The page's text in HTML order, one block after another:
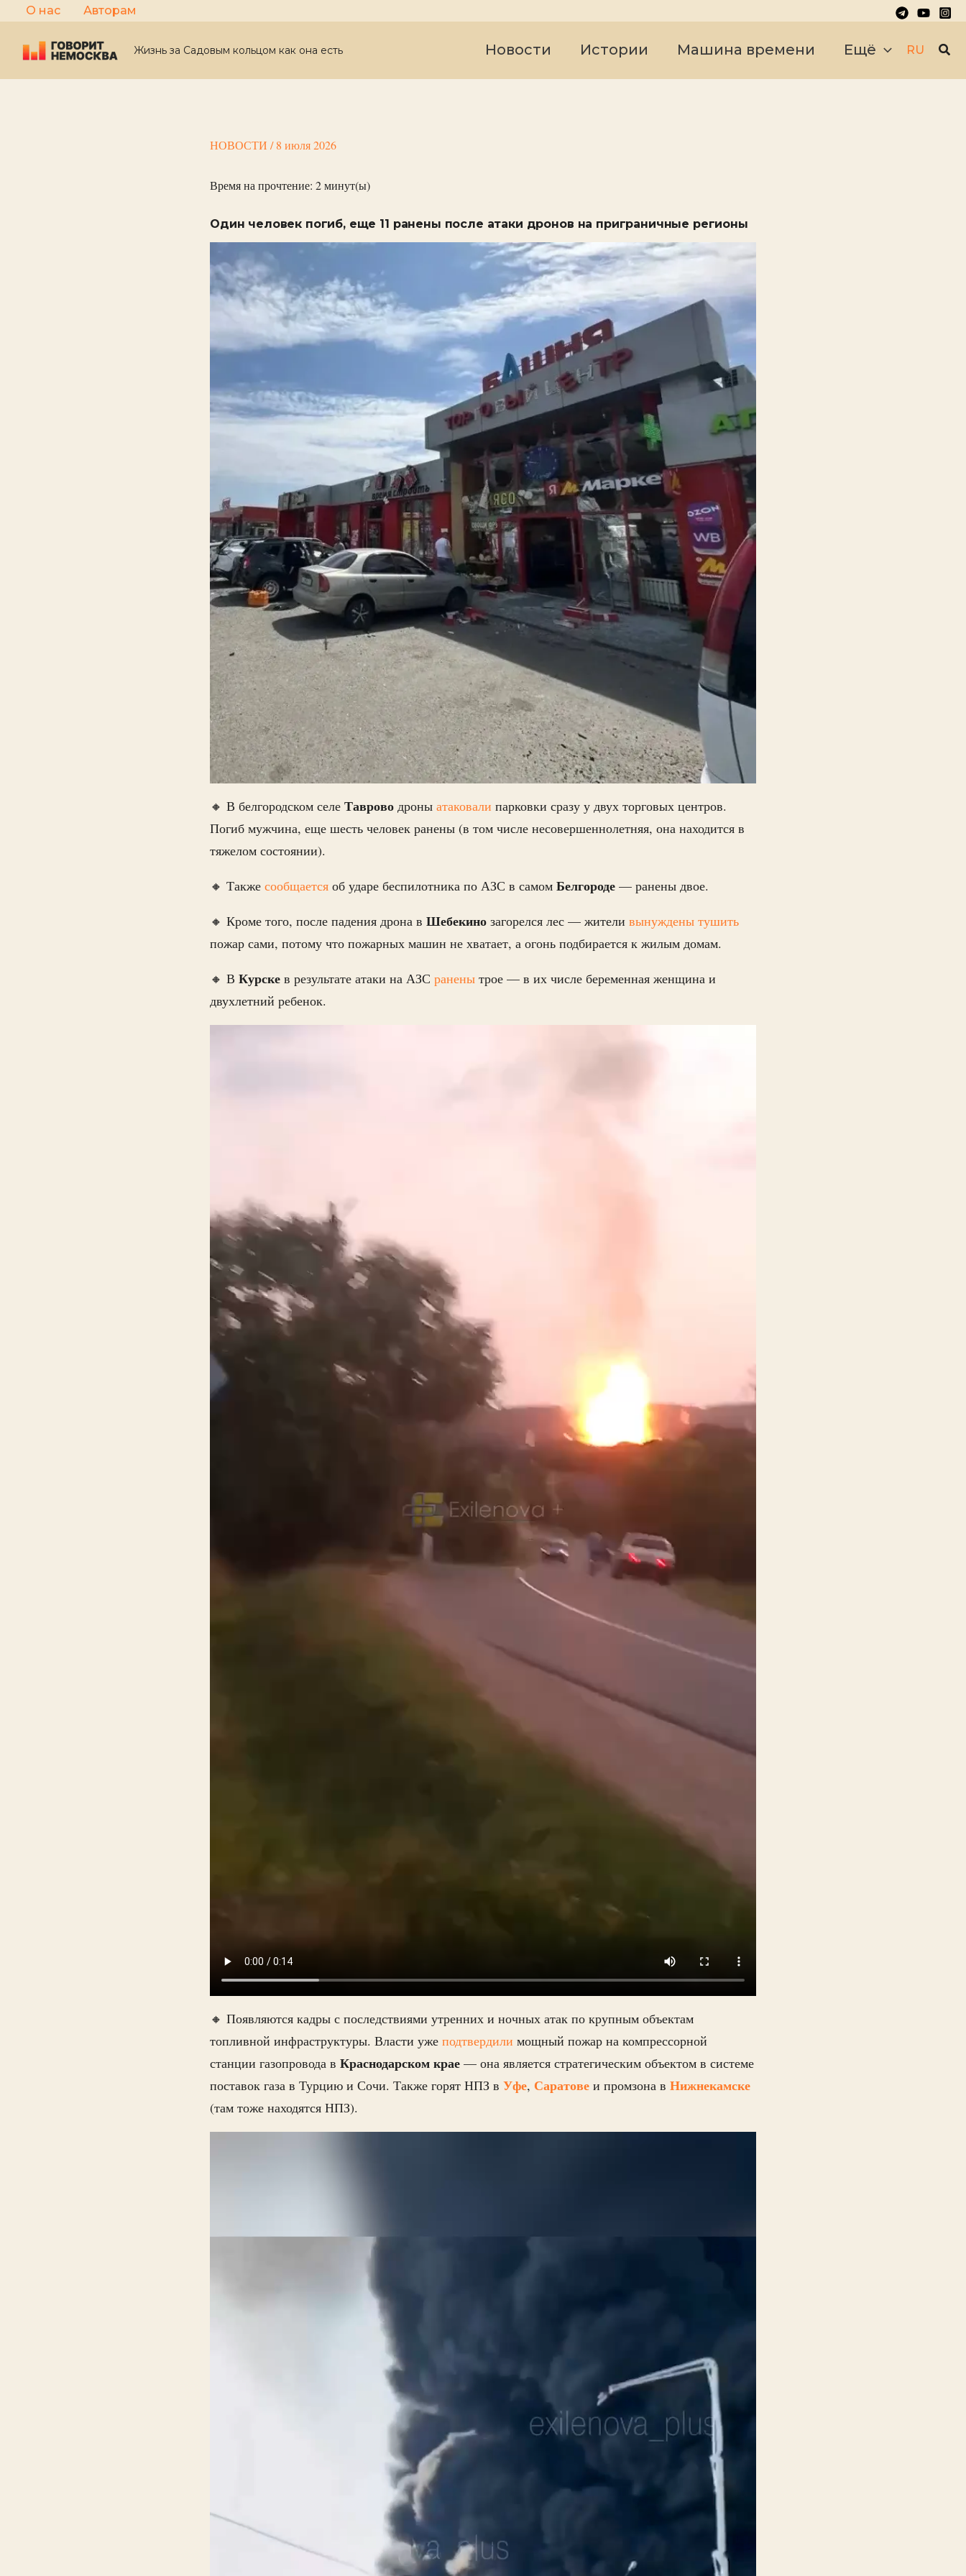
Перейти
к
содержимому
О нас Авторам
Жизнь за Садовым кольцом как она есть Новости Истории Машина времени Ещё RU
НОВОСТИ /8 июля 2026
Время на прочтение: 2минут(ы)
Один человек погиб, еще 11 ранены после атаки дронов на приграничные регионы
🔸 В белгородском селе Таврово дроны атаковали парковки сразу у двух торговых центров.
Погиб мужчина, еще шесть человек ранены (в том числе несовершеннолетняя, она находится в
тяжелом состоянии).
🔸 Также сообщается об ударе беспилотника по АЗС в самом Белгороде — ранены двое.
🔸 Кроме того, после падения дрона в Шебекино загорелся лес — жители вынуждены тушить
пожар сами, потому что пожарных машин не хватает, а огонь подбирается к жилым домам.
🔸 В Курске в результате атаки на АЗС ранены трое — в их числе беременная женщина и
двухлетний ребенок.
🔸 Появляются кадры с последствиями утренних и ночных атак по крупным объектам
топливной инфраструктуры. Власти уже подтвердили мощный пожар на компрессорной
станции газопровода в Краснодарском крае — она является стратегическим объектом в системе
поставок газа в Турцию и Сочи. Также горят НПЗ в Уфе, Саратове и промзона в Нижнекамске
(там тоже находятся НПЗ).